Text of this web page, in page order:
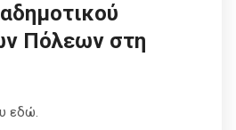
Πόλεων στη
εδώ.